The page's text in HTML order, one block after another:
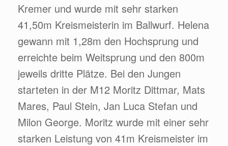
Kremer und wurde mit sehr starken
41,50m Kreismeisterin im Ballwurf. Helena
gewann mit 1,28m den Hochsprung und
erreichte beim Weitsprung und den 800m
jeweils dritte Plätze. Bei den Jungen
starteten in der M12 Moritz Dittmar, Mats
Mares, Paul Stein, Jan Luca Stefan und
Milon George. Moritz wurde mit einer sehr
starken Leistung von 41m Kreismeister im